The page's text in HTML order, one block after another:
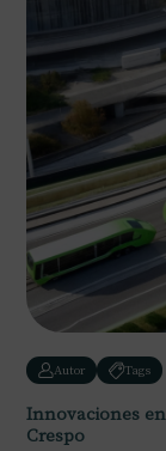
Autor Tags
Innovaciones
Crespo